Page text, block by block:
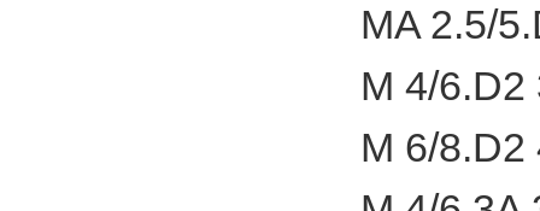
MA 2.5/
M 4/6.D2
M 6/8.D2